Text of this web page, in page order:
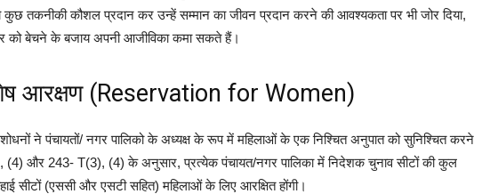
कुछ तकनीकी कौशल प्रदान कर उन्हें सम्मान का जीवन प्रदान करने की आवश्यकता पर भी जोर दिया,
को बेचने के बजाय अपनी आजीविका कमा सकते हैं।
आरक्षण (Reservation for Women)
ने पंचायतों/ नगर पालिको के अध्यक्ष के रूप में महिलाओं के एक निश्चित अनुपात को सुनिश्चित करने
और 243- T(3), (4) के अनुसार, प्रत्येक पंचायत/नगर पालिका में निदेशक चुनाव सीटों की कुल
सीटों (एससी और एसटी सहित) महिलाओं के लिए आरक्षित होंगी।